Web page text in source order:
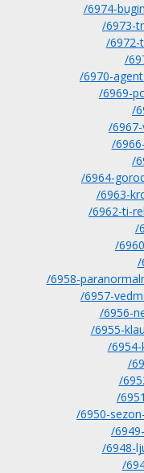
/6974-
/6973-
/6972-
/
/6970-
/6969-
/
/
/
/
/6964-
/6963-
/6962-ti-
/
/
/
/6958-
/6957-
/6956-
/6955-
/
/
/
/
/6950-
/
/6948-
/